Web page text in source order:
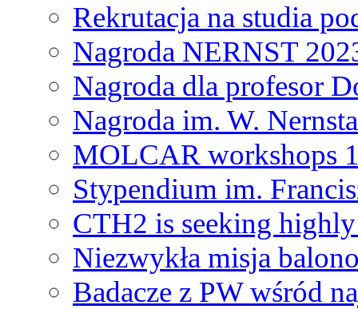
Rekrutacja na studia
Nagroda NERNST
Nagroda dla profesor
Nagroda im. W.
MOLCAR workshops
Stypendium im.
CTH2 is seeking
Niezwykła misja
Badacze z PW wśród